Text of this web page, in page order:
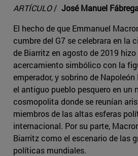
ARTÍCULO/ José Manuel
El hecho de que Emmanuel
cumbre del G7 se celebrara en la
de Biarritz en agosto de 2019
acercamiento simbólico con la
emperador, y sobrino de
el antiguo pueblo pesquero en un
cosmopolita donde se reunían
miembros de las altas esferas
internacional. Por su parte,
Biarritz como el escenario de las
políticas mundiales.